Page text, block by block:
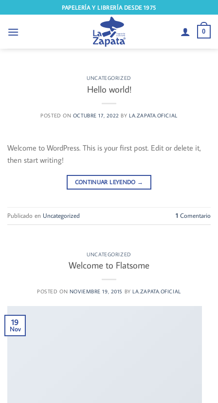
al
contenido
PAPELERÍA Y LIBRERÍA DESDE 1975
0
UNCATEGORIZED
Hello world!
POSTED ON OCTUBRE 17, 2022 BYLA.ZAPATA.OFICIAL
Welcome to WordPress. This is your first post. Edit or delete it,
then start writing!
CONTINUAR LEYENDO →
Publicado en Uncategorized 1 Comentario
UNCATEGORIZED
Welcome to Flatsome
POSTED ON NOVIEMBRE 19, 2015 BYLA.ZAPATA.OFICIAL
19
Nov